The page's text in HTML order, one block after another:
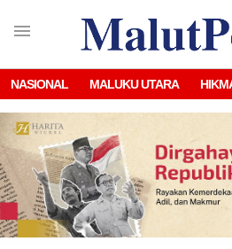
NASIONAL MALUKU UTARA